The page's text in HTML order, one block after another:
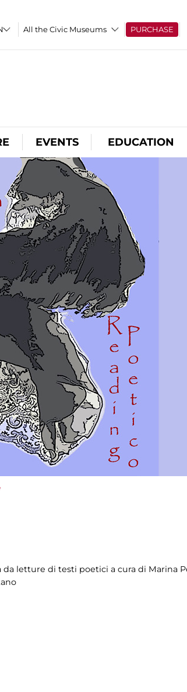
All the Civic Museums PURCHASE
EVENTS EDUCATION
letture di testi poetici a cura di Marina